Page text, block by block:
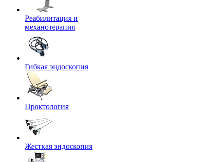
Реабилитация и
механотерапия
Гибкая эндоскопия
Проктология
Жесткая эндоскопия